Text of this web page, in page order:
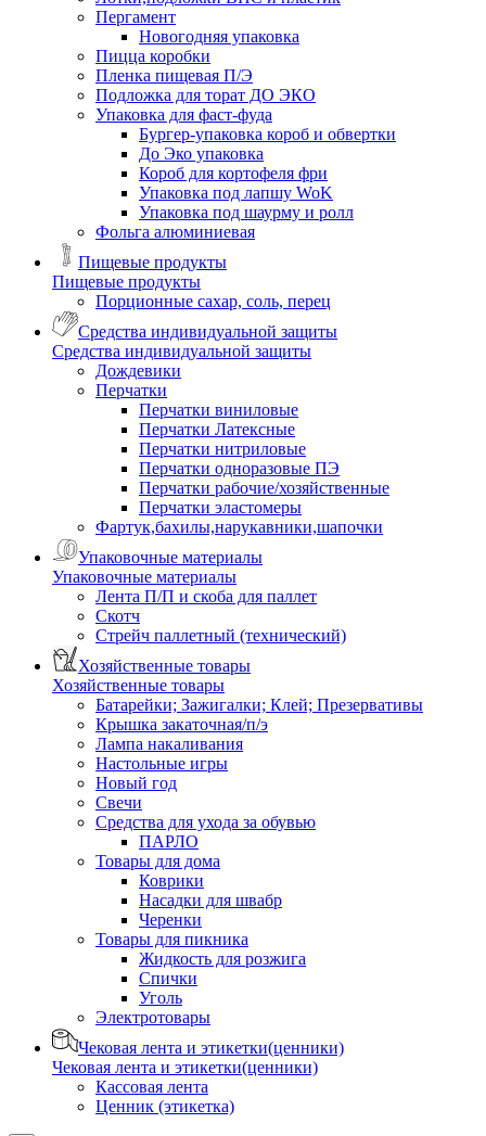
Пергамент
Новогодняя упаковка
Пицца коробки
Пленка пищевая П/Э
Подложка для торат ДО ЭКО
Упаковка для фаст-фуда
Бургер-упаковка короб и обвертки
До Эко упаковка
Короб для кортофеля фри
Упаковка под лапшу WoK
Упаковка под шаурму и ролл
Фольга алюминиевая
Пищевые продукты
Пищевые продукты
Порционные сахар, соль, перец
Средства индивидуальной защиты
Средства индивидуальной защиты
Дождевики
Перчатки
Перчатки виниловые
Перчатки Латексные
Перчатки нитриловые
Перчатки одноразовые ПЭ
Перчатки рабочие/хозяйственные
Перчатки эластомеры
Фартук,бахилы,нарукавники,шапочки
Упаковочные материалы
Упаковочные материалы
Лента П/П и скоба для паллет
Скотч
Стрейч паллетный (технический)
Хозяйственные товары
Хозяйственные товары
Батарейки; Зажигалки; Клей; Презервативы
Крышка закаточная/п/э
Лампа накаливания
Настольные игры
Новый год
Свечи
Средства для ухода за обувью
ПАРЛО
Товары для дома
Коврики
Насадки для швабр
Черенки
Товары для пикника
Жидкость для розжига
Спички
Уголь
Электротовары
Чековая лента и этикетки(ценники)
Чековая лента и этикетки(ценники)
Кассовая лента
Ценник (этикетка)